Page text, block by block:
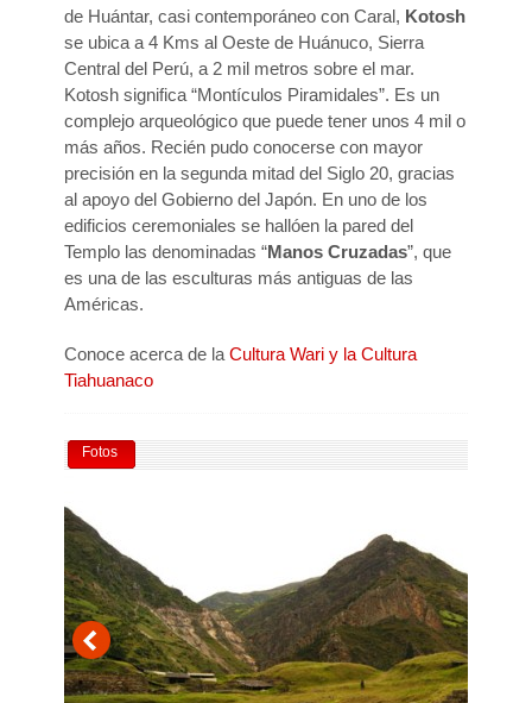
de Huántar, casi contemporáneo con Caral, Kotosh
se ubica a 4 Kms al Oeste de Huánuco, Sierra
Central del Perú, a 2 mil metros sobre el mar.
Kotosh significa “Montículos Piramidales”. Es un
complejo arqueológico que puede tener unos 4 mil o
más años. Recién pudo conocerse con mayor
precisión en la segunda mitad del Siglo 20, gracias
al apoyo del Gobierno del Japón. En uno de los
edificios ceremoniales se hallóen la pared del
Templo las denominadas “Manos Cruzadas”, que
es una de las esculturas más antiguas de las
Américas.
Conoce acerca de la Cultura Wari y la Cultura
Tiahuanaco
Fotos